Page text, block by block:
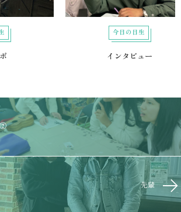
今日の日生
インタビュー
先輩